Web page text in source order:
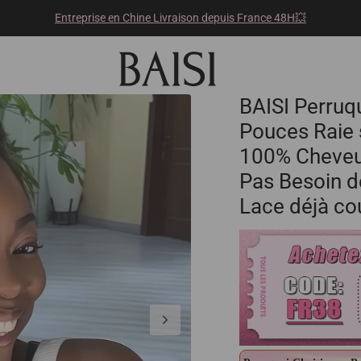
Entreprise en Chine Livraison depuis France 48H💥
BAISI
Pouces
100%
Pas Besoin
Lace déjà